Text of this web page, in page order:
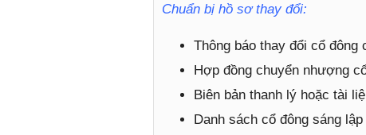
Chuẩn bị hồ sơ thay đổi:
Thông báo thay đổi cổ đông
Hợp đồng chuyển nhượng
Biên bản thanh lý hoặc tài
Danh sách cổ đông sáng